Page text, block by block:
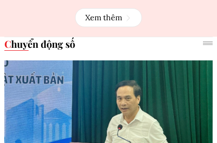
Xem thêm
Chuyển động số